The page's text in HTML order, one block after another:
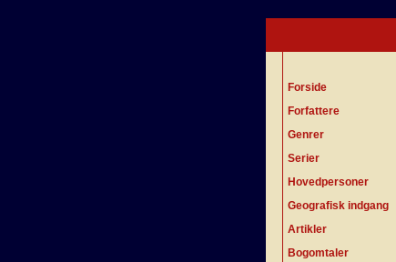
Forside
Forfattere
Genrer
Serier
Hovedpersoner
Geografisk indgang
Artikler
Bogomtaler